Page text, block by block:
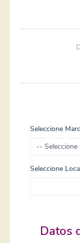
Seleccione
Seleccione
Datos